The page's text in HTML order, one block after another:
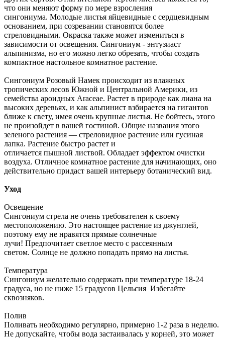
что они меняют форму по мере взросления
сингониума. Молодые листья яйцевидные с сердцевидным
основанием, при созревании становятся более
стреловидными. Окраска также может измениться в
зависимости от освещения. Сингониум - энтузиаст
альпинизма, но его можно легко обрезать, чтобы создать
компактное настольное комнатное растение.
Сингониум Розовый Намек происходит из влажных
тропических лесов Южной и Центральной Америки, из
семейства ароидных Araceae. Растет в природе как лиана на
высоких деревьях, и как альпинист взбирается на гигантов
ближе к свету, имея очень крупные листья. Не бойтесь, этого
не произойдет в вашей гостиной. Общие названия этого
зеленого растения — стреловидное растение или гусиная
лапка. Растение быстро растет и
отличается пышной листвой. Обладает эффектом очистки
воздуха. Отличное комнатное растение для начинающих, оно
действительно придаст вашей интерьеру ботанический вид.
Уход
Освещение
Сингониум стрела не очень требователен к своему
местоположению. Это настоящее растение из джунглей,
поэтому ему не нравятся прямые солнечные
лучи! Предпочитает светлое место с рассеянным
светом. Солнце не должно попадать прямо на листья.
Температура
Сингониум желательно содержать при температуре 18-24
градуса, но не ниже 15 градусов Цельсия Избегайте
сквозняков.
Полив
Поливать необходимо регулярно, примерно 1-2 раза в неделю.
Не допускайте, чтобы вода застаивалась у корней, это может